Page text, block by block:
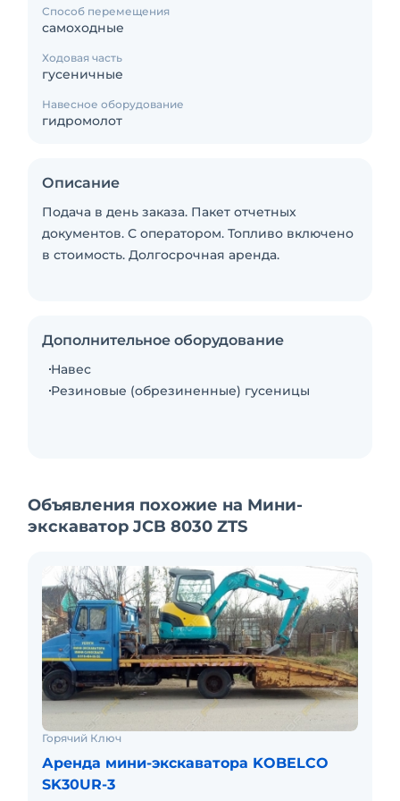
Способ перемещения
самоходные
Ходовая часть
гусеничные
Навесное оборудование
гидромолот
Описание
Подача в день заказа. Пакет отчетных
документов. С оператором. Топливо включено
в стоимость. Долгосрочная аренда.
Дополнительное оборудование
Навес
Резиновые (обрезиненные) гусеницы
Объявления похожие на Мини-
экскаватор JCB 8030 ZTS
Горячий Ключ
Аренда мини-экскаватора KOBELCO
SK30UR-3